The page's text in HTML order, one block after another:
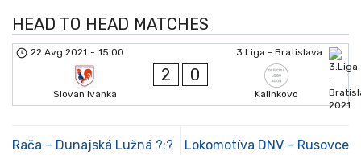
HEAD TO HEAD MATCHES
3.Liga - Bratislava
22 Avg 2021 - 15:00
Slovan Ivanka
2 0
Kalinkovo
Rača – Dunajská Lužná ?:?
Lokomotíva DNV – Rusovce